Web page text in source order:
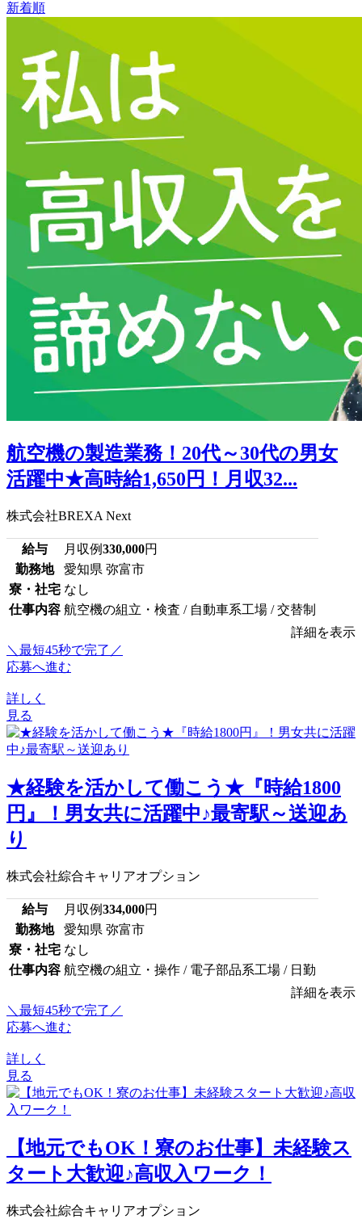
新着順
航空機の製造業務！20代～30代の男女
活躍中★高時給1,650円！月収32...
株式会社BREXA Next
給与 月収例330,000円
勤務地
愛知県 弥富市
寮・社宅 なし
仕事内容 航空機の組立・検査 / 自動車系工場 / 交替制
詳細を表示
＼最短45秒で完了／
応募へ進む
詳しく
見る
★経験を活かして働こう★『時給1800
円』！男女共に活躍中♪最寄駅～送迎あ
り
株式会社綜合キャリアオプション
給与 月収例334,000円
勤務地
愛知県 弥富市
寮・社宅 なし
仕事内容 航空機の組立・操作 / 電子部品系工場 / 日勤
詳細を表示
＼最短45秒で完了／
応募へ進む
詳しく
見る
【地元でもOK！寮のお仕事】未経験ス
タート大歓迎♪高収入ワーク！
株式会社綜合キャリアオプション